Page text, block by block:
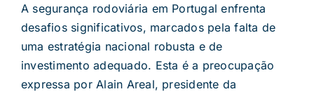
A segurança rodoviária em Portugal enfrenta
desafios significativos, marcados pela falta de
uma estratégia nacional robusta e de
investimento adequado. Esta é a preocupação
expressa por Alain Areal, presidente da